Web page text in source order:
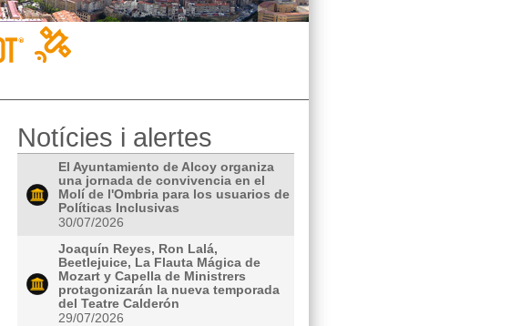
Notícies i alertes
El Ayuntamiento de Alcoy organiza
una jornada de convivencia en el
Molí de l'Ombria para los usuarios de
Políticas Inclusivas
30/07/2026
Joaquín Reyes, Ron Lalá,
Beetlejuice, La Flauta Mágica de
Mozart y Capella de Ministrers
protagonizarán la nueva temporada
del Teatre Calderón
29/07/2026